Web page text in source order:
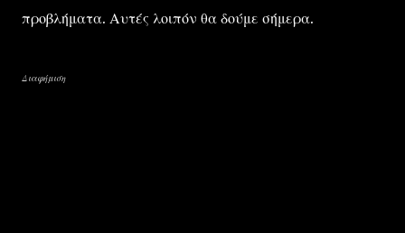
προβλήματα. Αυτές λοιπόν θα δούμε σήμερα.
Διαφήμιση